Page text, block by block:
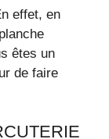
effet, en
êtes un
de faire